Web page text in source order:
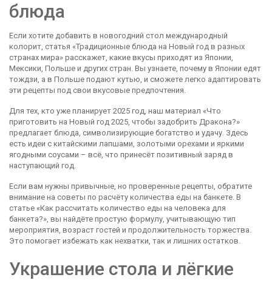
блюда
Если хотите добавить в новогодний стол международный
колорит, статья «Традиционные блюда на Новый год в разных
странах мира» расскажет, какие вкусы приходят из Японии,
Мексики, Польше и других стран. Вы узнаете, почему в Японии едят
тождзи, а в Польше подают кутью, и сможете легко адаптировать
эти рецепты под свои вкусовые предпочтения.
Для тех, кто уже планирует 2025 год, наш материал «Что
приготовить на Новый год 2025, чтобы задобрить Дракона?»
предлагает блюда, символизирующие богатство и удачу. Здесь
есть идеи с китайскими лапшами, золотыми орехами и яркими
ягодными соусами – всё, что принесёт позитивный заряд в
наступающий год.
Если вам нужны привычные, но проверенные рецепты, обратите
внимание на советы по расчёту количества еды на банкете. В
статье «Как рассчитать количество еды на человека для
банкета?», вы найдёте простую формулу, учитывающую тип
мероприятия, возраст гостей и продолжительность торжества.
Это помогает избежать как нехватки, так и лишних остатков.
Украшение стола и лёгкие